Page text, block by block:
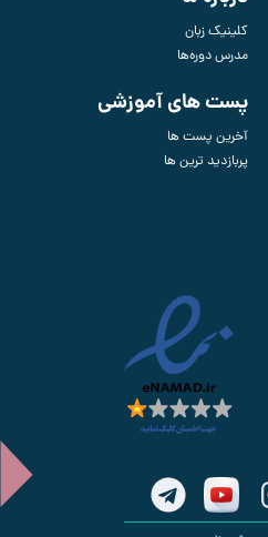
کلینیک زبان
مدرس دوره‌ها
پست های آموزشی
آخرین پست ها
پربازدید ترین ها